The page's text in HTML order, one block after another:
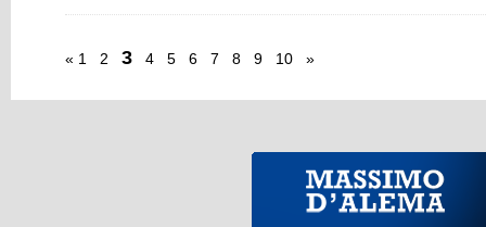
« 1 2 3 4 5 6 7 8 9 10 »